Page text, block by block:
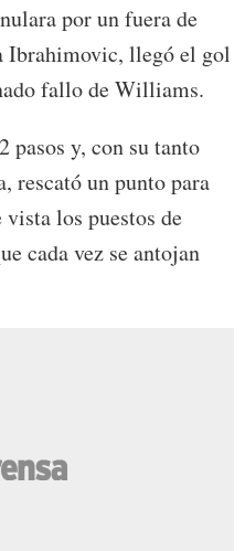
por un fuera de
Ibrahimovic, llegó el gol
fallo de Williams.
pasos y, con su tanto
rescató un punto para
los puestos de
cada vez se antojan